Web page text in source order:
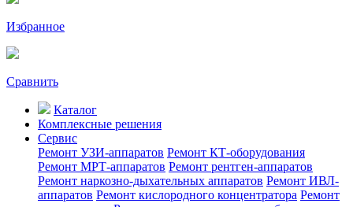
Избранное
Сравнить
Каталог
Комплексные решения
Сервис
Ремонт УЗИ-аппаратов Ремонт КТ-оборудования
Ремонт МРТ-аппаратов Ремонт рентген-аппаратов
Ремонт наркозно-дыхательных аппаратов Ремонт ИВЛ-
аппаратов Ремонт кислородного концентратора Ремонт